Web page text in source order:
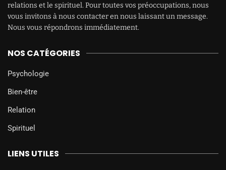
relations et le spirituel. Pour toutes vos préoccupations, nous
vous invitons à nous contacter en nous laissant un message.
Nous vous répondrons immédiatement.
NOS CATÉGORIES
Psychologie
Bien-être
Relation
Spirituel
LIENS UTILES